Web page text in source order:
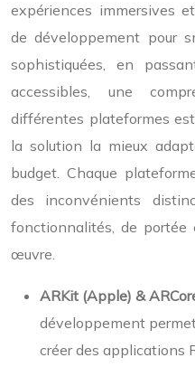
expériences immersives
de développement pour
sophistiquées, en
accessibles, une
différentes plateformes
la solution la mieux
budget. Chaque
des inconvénients
fonctionnalités, de
œuvre.
ARKit (Apple) &
développement
créer des applications